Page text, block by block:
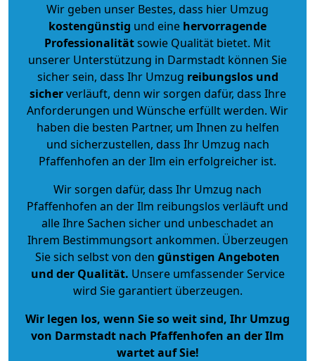
Wir geben unser Bestes, dass hier Umzug
kostengünstig und eine hervorragende
Professionalitätsowie Qualität bietet. Mit
unserer Unterstützung in Darmstadt können Sie
sicher sein, dass Ihr Umzug reibungslos und
sicherverläuft, denn wir sorgen dafür, dass Ihre
Anforderungen und Wünsche erfüllt werden. Wir
haben die besten Partner, um Ihnen zu helfen
und sicherzustellen, dass Ihr Umzug nach
Pfaffenhofen an der Ilm ein erfolgreicher ist.
Wir sorgen dafür, dass Ihr Umzug nach
Pfaffenhofen an der Ilm reibungslos verläuft und
alle Ihre Sachen sicher und unbeschadet an
Ihrem Bestimmungsort ankommen. Überzeugen
Sie sich selbst von den günstigen Angeboten
und der Qualität. Unsere umfassender Service
wird Sie garantiert überzeugen.
Wir legen los, wenn Sie so weit sind, Ihr Umzug
von Darmstadt nach Pfaffenhofen an der Ilm
wartet auf Sie!